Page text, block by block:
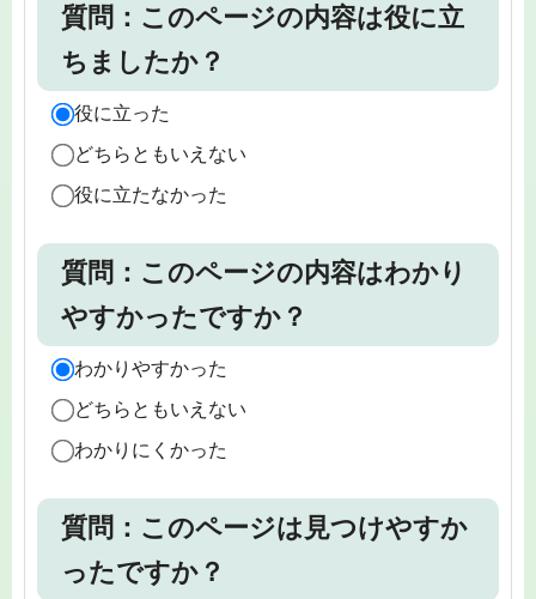
質問：このページの内容は役に立
ちましたか？
役に立った
どちらともいえない
役に立たなかった
質問：このページの内容はわかり
やすかったですか？
わかりやすかった
どちらともいえない
わかりにくかった
質問：このページは見つけやすか
ったですか？